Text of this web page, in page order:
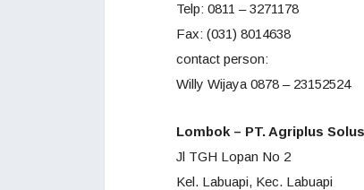
Telp: 0811 – 3271178
Fax: (031) 8014638
contact person:
Willy Wijaya 0878 – 23152524
Lombok – PT. Agriplus
Jl TGH Lopan No 2
Kel. Labuapi, Kec. Labuapi